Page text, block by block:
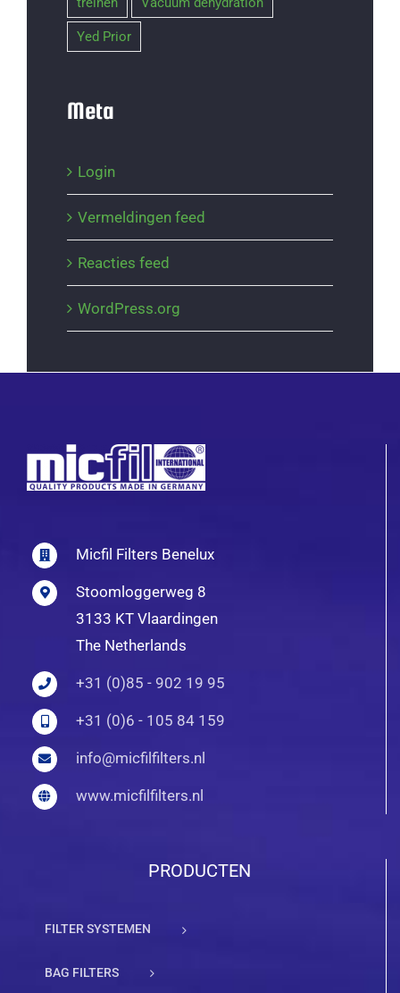
Yed Prior
Meta
Login
Vermeldingen feed
Reacties feed
WordPress.org
Micfil Filters Benelux
Stoomloggerweg 8
3133 KT Vlaardingen
The Netherlands
+31 (0)85 - 902 19 95
+31 (0)6 - 105 84 159
info@micfilfilters.nl
www.micfilfilters.nl
PRODUCTEN
FILTER SYSTEMEN
BAG FILTERS